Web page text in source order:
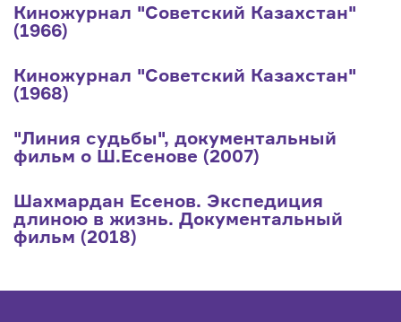
Киножурнал "Советский Казахстан"
(1966)
Киножурнал "Советский Казахстан"
(1968)
"Линия судьбы", документальный
фильм о Ш.Есенове (2007)
Шахмардан Есенов. Экспедиция
длиною в жизнь. Документальный
фильм (2018)